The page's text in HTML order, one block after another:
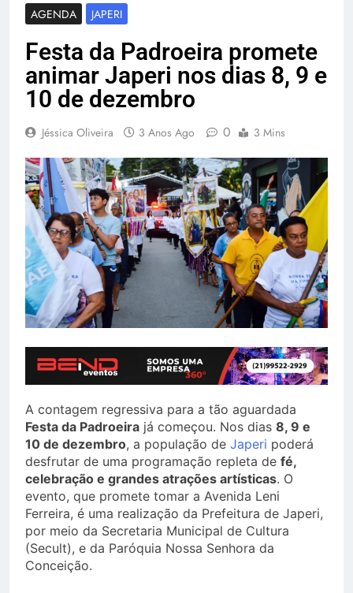
AGENDA JAPERI
Festa da Padroeira promete
animar Japeri nos dias 8, 9 e
10 de dezembro
Jéssica Oliveira 3 Anos Ago 0 3 Mins
A contagem regressiva para a tão aguardada
Festa da Padroeira já começou. Nos dias 8, 9 e
10 de dezembro, a população de Japeri poderá
desfrutar de uma programação repleta de fé,
celebração e grandes atrações artísticas. O
evento, que promete tomar a Avenida Leni
Ferreira, é uma realização da Prefeitura de Japeri,
por meio da Secretaria Municipal de Cultura
(Secult), e da Paróquia Nossa Senhora da
Conceição.